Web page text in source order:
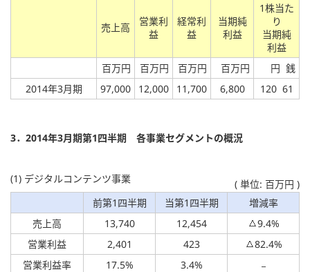
売上高
営業利
益
経常利
益
当期純
利益
1株当た
り
当期純
利益
百万円
百万円 百万円 百万円
円 銭
2014年3月期
97,000 12,000 11,700 6,800 120 61
3．2014年3月期第1四半期 各事業セグメントの概況
(1) デジタルコンテンツ事業
( 単位: 百万円 )
前第1四半期
当第1四半期
増減率
売上高
13,740 12,454
9.4%
営業利益
2,401 423
82.4%
営業利益率
17.5% 3.4%